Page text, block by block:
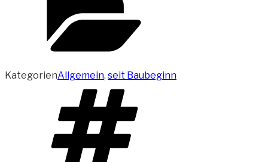
KategorienAllgemein, seit Baubeginn